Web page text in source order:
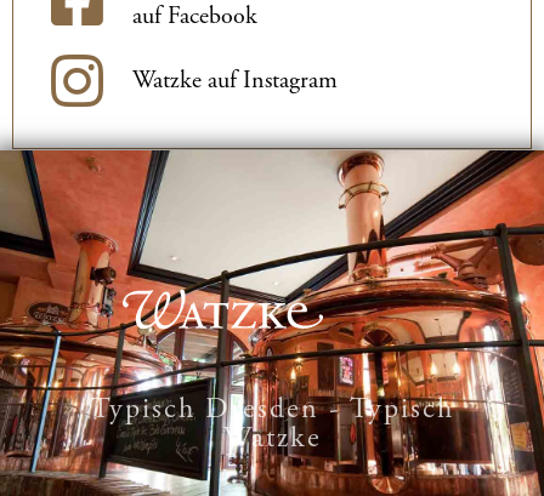
auf Facebook
Watzke auf Instagram
Typisch Dresden - Typisch
Watzke